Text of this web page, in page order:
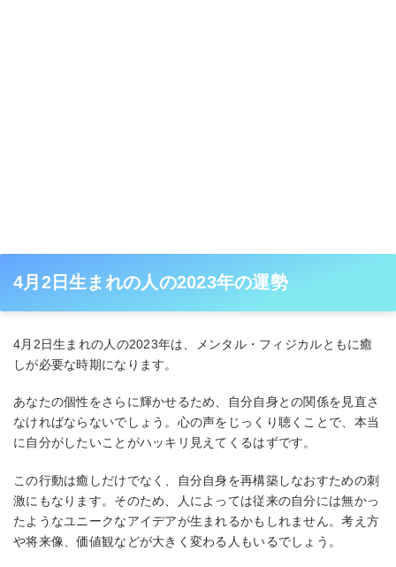
4月2日生まれの人の2023年の運勢
4月2日生まれの人の2023年は、メンタル・フィジカルともに癒
しが必要な時期になります。
あなたの個性をさらに輝かせるため、自分自身との関係を見直さ
なければならないでしょう。心の声をじっくり聴くことで、本当
に自分がしたいことがハッキリ見えてくるはずです。
この行動は癒しだけでなく、自分自身を再構築しなおすための刺
激にもなります。そのため、人によっては従来の自分には無かっ
たようなユニークなアイデアが生まれるかもしれません。考え方
や将来像、価値観などが大きく変わる人もいるでしょう。